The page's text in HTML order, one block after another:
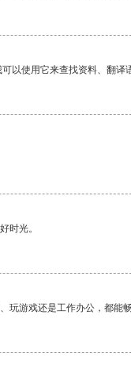
以使用它来查找资料、翻译
时光。
玩游戏还是工作办公，都